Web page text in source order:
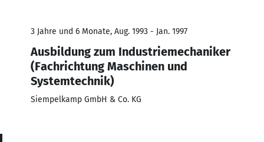
3 Jahre und 6 Monate, Aug. 1993 - Jan. 1997
Ausbildung zum Industriemechaniker
(Fachrichtung Maschinen und
Systemtechnik)
Siempelkamp GmbH & Co. KG